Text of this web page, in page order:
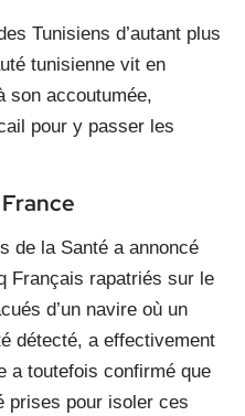
Tunisiens d’autant plus
tunisienne vit en
son accoutumée,
pour y passer les
de la Santé a annoncé
Français rapatriés sur le
d’un navire où un
détecté, a effectivement
a toutefois confirmé que
prises pour isoler ces